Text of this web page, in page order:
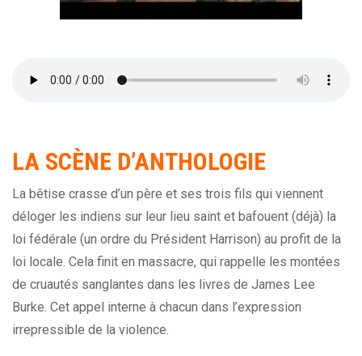
LA SCÈNE D’ANTHOLOGIE
La bêtise crasse d’un père et ses trois fils qui viennent
déloger les indiens sur leur lieu saint et bafouent (déjà) la
loi fédérale (un ordre du Président Harrison) au profit de la
loi locale. Cela finit en massacre, qui rappelle les montées
de cruautés sanglantes dans les livres de James Lee
Burke. Cet appel interne à chacun dans l’expression
irrepressible de la violence.